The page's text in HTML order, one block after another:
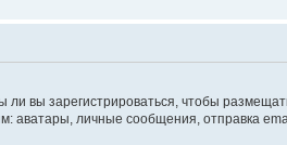
вы зарегистрироваться, чтобы
личные сообщения, отправка